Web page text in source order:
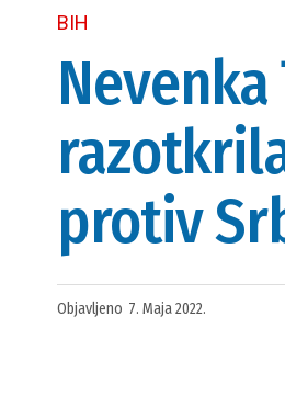
BIH
protiv
Objavljeno 7. Maja 2022.